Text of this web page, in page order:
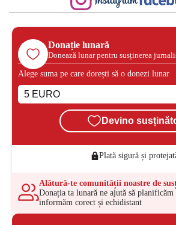
Donație lunară
Donează lunar pentru susținerea
Alege suma pe care dorești să o donezi lunar
Devino
Plată sigură și
Alătură-te comunității noastre de
Donația ta lunară ne ajută să planificăm
informăm corect și echidistant